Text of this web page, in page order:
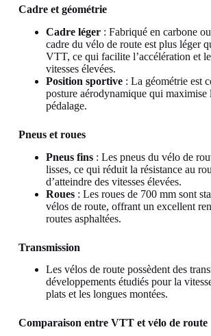
Cadre et géométrie
Cadre léger: Fabriqué en carbone
cadre du vélo de route est plus léger
VTT, ce qui facilite l’accélération et
vitesses élevées.
Position sportive: La géométrie est
posture aérodynamique qui maximise
pédalage.
Pneus et roues
Pneus fins: Les pneus du vélo de
lisses, ce qui réduit la résistance au
d’atteindre des vitesses élevées.
Roues: Les roues de 700 mm sont
vélos de route, offrant un excellent
routes asphaltées.
Transmission
Les vélos de route possèdent des
développements étudiés pour la
plats et les longues montées.
Comparaison entre VTT et vélo de route